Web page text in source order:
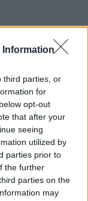
Information
third parties, or
for
opt-out
that after your
seeing
utilized by
parties prior to
the further
parties on the
may